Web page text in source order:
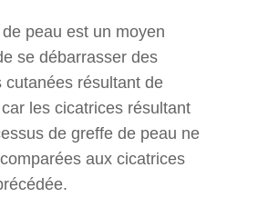
peau est un moyen
se débarrasser des
cutanées résultant de
les cicatrices résultant
de greffe de peau ne
aux cicatrices